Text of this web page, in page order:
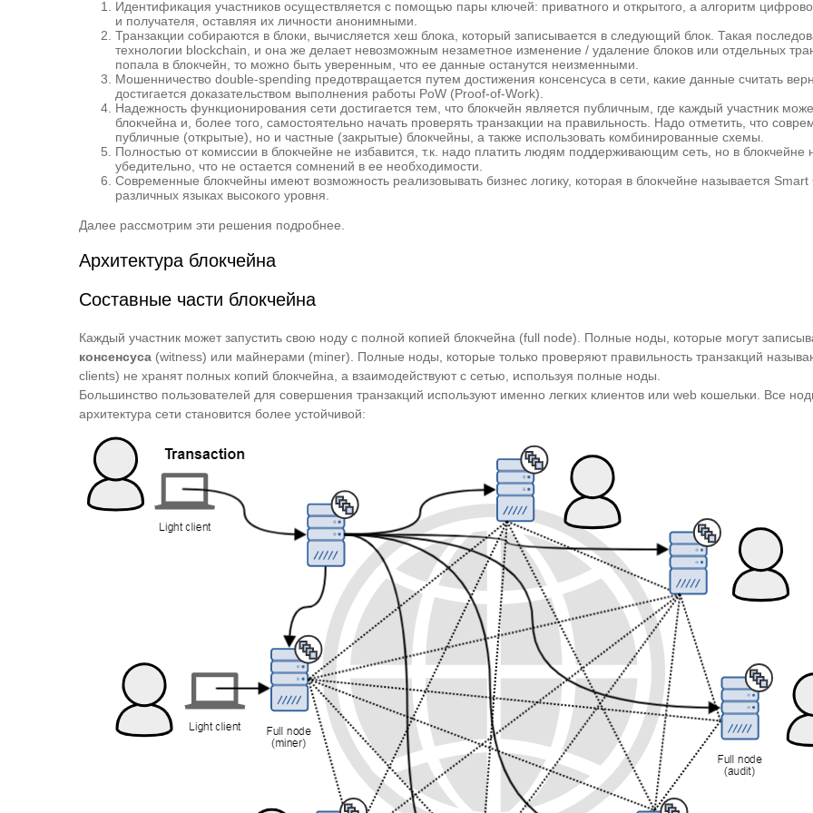
Идентификация участников осуществляется с помощью пары ключей: приватного и открытого, а алгоритм
и получателя, оставляя их личности анонимными.
Транзакции собираются в блоки, вычисляется хеш блока, который записывается в следующий блок. Такая
технологии blockchain, и она же делает невозможным незаметное изменение / удаление блоков или отдельных
попала в блокчейн, то можно быть уверенным, что ее данные останутся неизменными.
Мошенничество double-spending предотвращается путем достижения консенсуса в сети, какие данные считать
достигается доказательством выполнения работы PoW (Proof-of-Work).
Надежность функционирования сети достигается тем, что блокчейн является публичным, где каждый участник
блокчейна и, более того, самостоятельно начать проверять транзакции на правильность. Надо отметить, что
публичные (открытые), но и частные (закрытые) блокчейны, а также использовать комбинированные схемы.
Полностью от комиссии в блокчейне не избавится, т.к. надо платить людям поддерживающим сеть, но в блокчейне
убедительно, что не остается сомнений в ее необходимости.
Современные блокчейны имеют возможность реализовывать бизнес логику, которая в блокчейне называется
различных языках высокого уровня.
Далее рассмотрим эти решения подробнее.
Архитектура блокчейна
Составные части блокчейна
Каждый участник может запустить свою ноду с полной копией блокчейна (full node). Полные ноды, которые могут
консенсуса (witness) или майнерами (miner). Полные ноды, которые только проверяют правильность транзакций
clients) не хранят полных копий блокчейна, а взаимодействуют с сетью, используя полные ноды.
Большинство пользователей для совершения транзакций используют именно легких клиентов или web кошельки. Все
архитектура сети становится более устойчивой: